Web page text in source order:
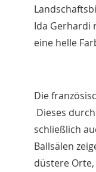
Ida Gerhardi
eine helle
Die
Dieses
schließlich
Ballsälen
düstere